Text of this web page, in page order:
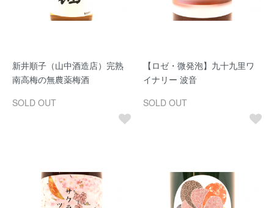
新井順子（山中酒造店）完熟
南高梅の無農薬梅酒
SOLD OUT
【ロゼ・微発泡】九十九里ワ
イナリー 波音
SOLD OUT